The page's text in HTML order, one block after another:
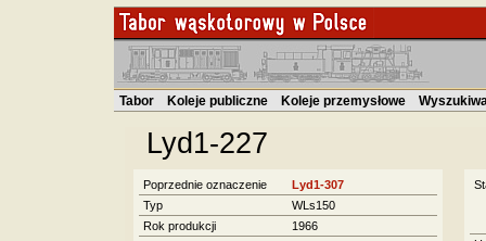
Tabor Koleje publiczne Koleje przemysłowe
Lyd1-227
Poprzednie oznaczenie
Lyd1-307
Typ
WLs150
Rok produkcji
1966